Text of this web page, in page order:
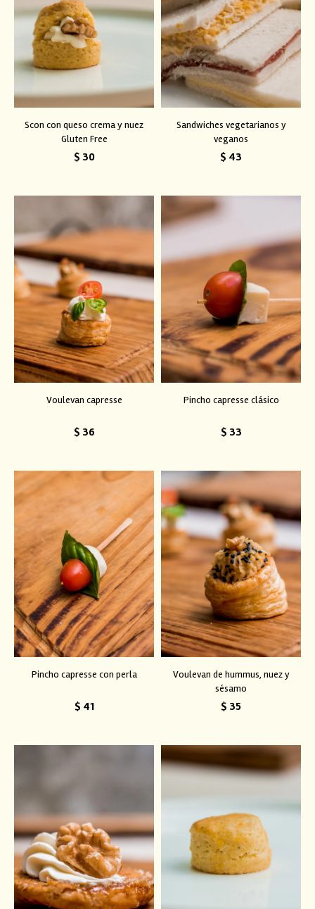
Scon con queso crema y nuez
Gluten Free
$ 30
Sandwiches vegetarianos y
veganos
$ 43
Voulevan capresse
$ 36
Pincho capresse clásico
$ 33
Pincho capresse con perla
$ 41
Voulevan de hummus, nuez y
sésamo
$ 35